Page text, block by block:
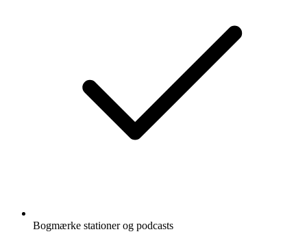
Bogmærke stationer og podcasts